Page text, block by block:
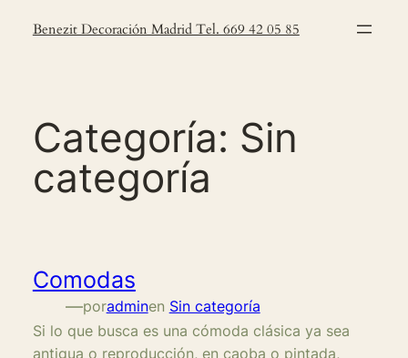
Benezit Decoración Madrid Tel. 669 42 05 85
Categoría: Sin
categoría
Comodas
—poradminen Sin categoría
Si lo que busca es una cómoda clásica ya sea
antigua o reproducción, en caoba o pintada,